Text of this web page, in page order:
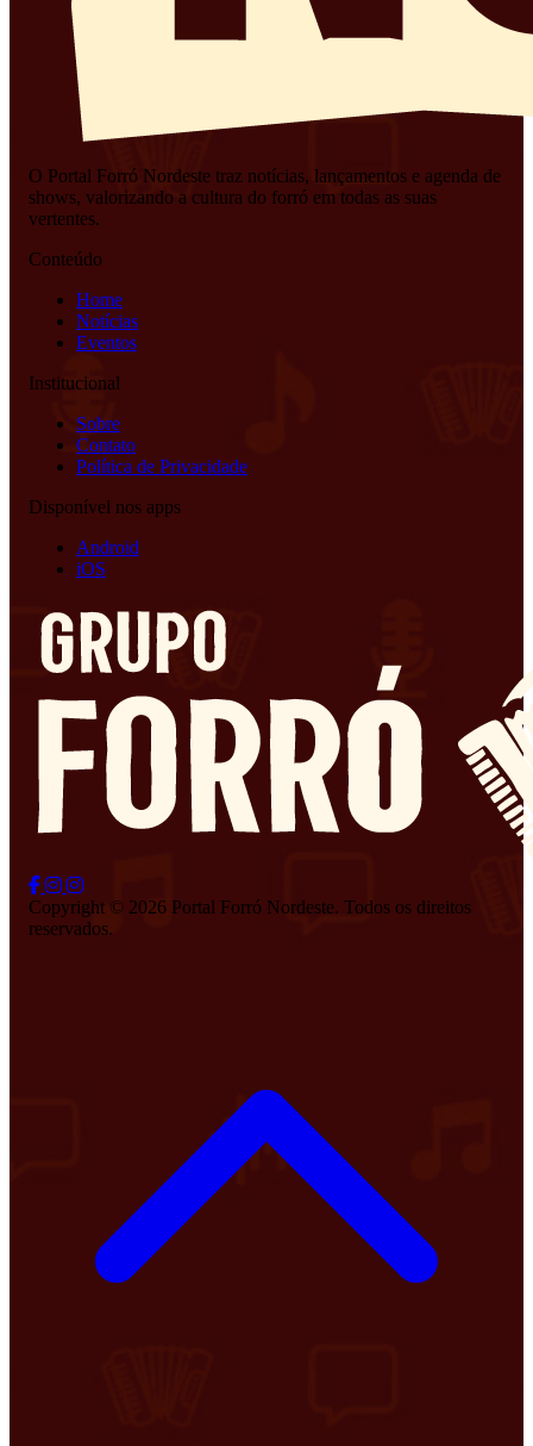
O Portal Forró Nordeste traz notícias, lançamentos e agenda de
shows, valorizando a cultura do forró em todas as suas
vertentes.
Conteúdo
Home
Notícias
Eventos
Institucional
Sobre
Contato
Política de Privacidade
Disponível nos apps
Android
iOS
Copyright © 2026 Portal Forró Nordeste. Todos os direitos
reservados.